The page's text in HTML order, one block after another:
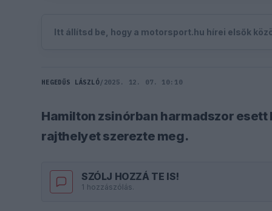
Itt állítsd be, hogy a motorsport.hu hírei elsők
HEGEDŰS LÁSZLÓ/ 2025. 12. 07. 10:10
Hamilton zsinórban harmadszor esett
rajthelyet szerezte meg.
SZÓLJ HOZZÁ TE IS!
1 hozzászólás.